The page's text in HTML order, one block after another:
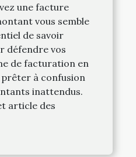
une facture
vous semble
de savoir
défendre vos
de facturation en
à confusion
inattendus.
article des